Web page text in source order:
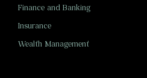
Finance and Banking
Insurance
Wealth Management